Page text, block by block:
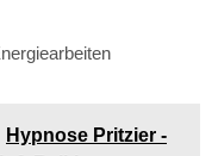
Hypnose Pritzier -